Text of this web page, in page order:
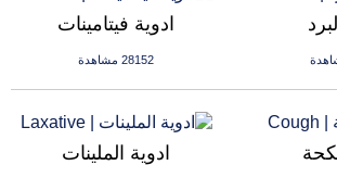
ادوية فيتامينات
28152 مشاهدة
ادوية الملينات